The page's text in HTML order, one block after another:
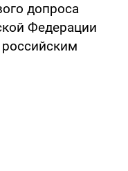
допроса
Федерации